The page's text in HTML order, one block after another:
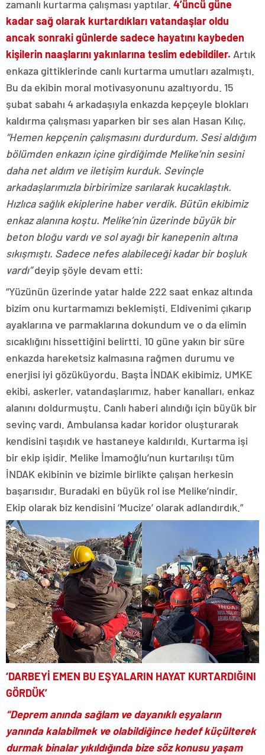
zamanlı kurtarma çalışması yaptılar. 4’üncü güne
kadar sağ olarak kurtardıkları vatandaşlar oldu
ancak sonraki günlerde sadece hayatını kaybeden
kişilerin naaşlarını yakınlarına teslim edebildiler. Artık
enkaza gittiklerinde canlı kurtarma umutları azalmıştı.
Bu da ekibin moral motivasyonunu azaltıyordu. 15
şubat sabahı 4 arkadaşıyla enkazda kepçeyle blokları
kaldırma çalışması yaparken bir ses alan Hasan Kılıç,
“Hemen kepçenin çalışmasını durdurdum. Sesi aldığım
bölümden enkazın içine girdiğimde Melike’nin sesini
daha net aldım ve iletişim kurduk. Sevinçle
arkadaşlarımızla birbirimize sarılarak kucaklaştık.
Hızlıca sağlık ekiplerine haber verdik. Bütün ekibimiz
enkaz alanına koştu. Melike’nin üzerinde büyük bir
beton bloğu vardı ve sol ayağı bir kanepenin altına
sıkışmıştı. Sadece nefes alabileceği kadar bir boşluk
vardı”deyip şöyle devam etti:
“Yüzünün üzerinde yatar halde 222 saat enkaz altında
bizim onu kurtarmamızı beklemişti. Eldivenimi çıkarıp
ayaklarına ve parmaklarına dokundum ve o da elimin
sıcaklığını hissettiğini belirtti. 10 güne yakın bir süre
enkazda hareketsiz kalmasına rağmen durumu ve
enerjisi iyi gözüküyordu. Başta İNDAK ekibimiz, UMKE
ekibi, askerler, vatandaşlarımız, haber kanalları, enkaz
alanını doldurmuştu. Canlı haberi alındığı için büyük bir
sevinç vardı. Ambulansa kadar koridor oluşturarak
kendisini taşıdık ve hastaneye kaldırıldı. Kurtarma işi
bir ekip işidir. Melike İmamoğlu’nun kurtarılışı tüm
İNDAK ekibinin ve bizimle birlikte çalışan herkesin
başarısıdır. Buradaki en büyük rol ise Melike’nindir.
Ekip olarak biz kendisini ‘Mucize’ olarak adlandırdık.”
‘DARBEYİ EMEN BU EŞYALARIN HAYAT KURTARDIĞINI
GÖRDÜK’
“Deprem anında sağlam ve dayanıklı eşyaların
yanında kalabilmek ve olabildiğince hedef küçülterek
durmak binalar yıkıldığında bize söz konusu yaşam